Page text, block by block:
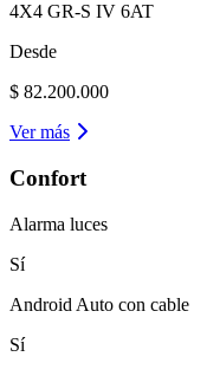
4X4 GR-S IV 6AT
Desde
$ 82.200.000
Ver más
Confort
Alarma luces
Sí
Android Auto con cable
Sí